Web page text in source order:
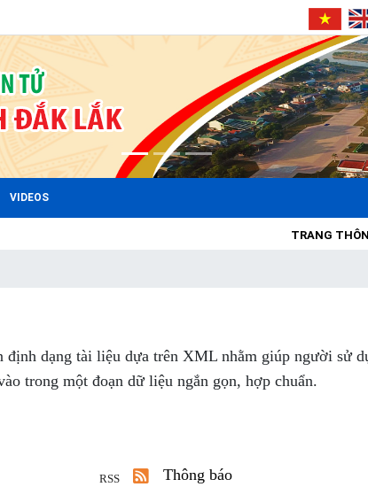
VIDEOS
TRANG THÔNG TIN
dạng tài liệu dựa trên XML nhằm giúp người sử
trong một đoạn dữ liệu ngắn gọn, hợp chuẩn.
RSS Thông báo